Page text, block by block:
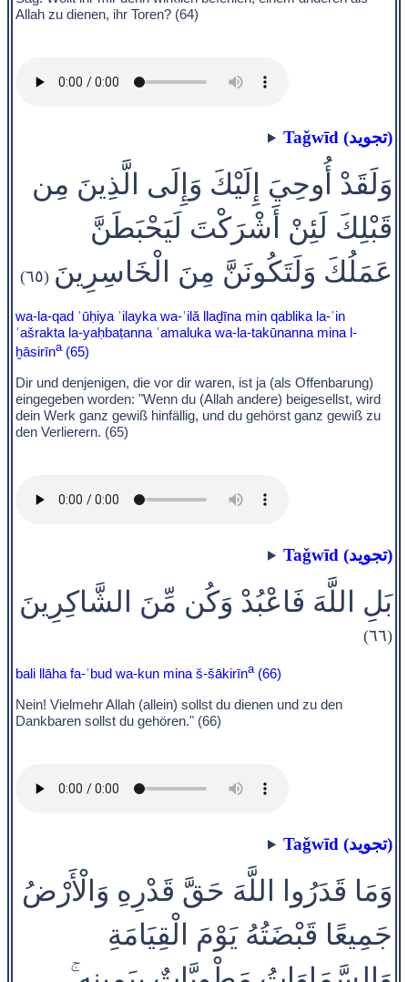
Allah zu dienen, ihr Toren? (64)
Taǧwīd (تجويد)
وَلَقَدْ أُوحِيَ إِلَيْكَ وَإِلَى الَّذِينَ مِن
قَبْلِكَ لَئِنْ أَشْرَكْتَ لَيَحْبَطَنَّ
عَمَلُكَ وَلَتَكُونَنَّ مِنَ الْخَاسِرِينَ (٦٥)
wa-la-qad ʾūḥiya ʾilayka wa-ʾilă llaḏīna min qablika la-ʾin
ʾašrakta la-yaḥbaṭanna ʿamaluka wa-la-takūnanna mina l-
ḫāsirīna(65)
Dir und denjenigen, die vor dir waren, ist ja (als Offenbarung)
eingegeben worden: "Wenn du (Allah andere) beigesellst, wird
dein Werk ganz gewiß hinfällig, und du gehörst ganz gewiß zu
den Verlierern. (65)
Taǧwīd (تجويد)
بَلِ اللَّهَ فَاعْبُدْ وَكُن مِّنَ الشَّاكِرِينَ
(٦٦)
bali llāha fa-ʿbud wa-kun mina š-šākirīna(66)
Nein! Vielmehr Allah (allein) sollst du dienen und zu den
Dankbaren sollst du gehören." (66)
Taǧwīd (تجويد)
وَمَا قَدَرُوا اللَّهَ حَقَّ قَدْرِهِ وَالْأَرْضُ
جَمِيعًا قَبْضَتُهُ يَوْمَ الْقِيَامَةِ